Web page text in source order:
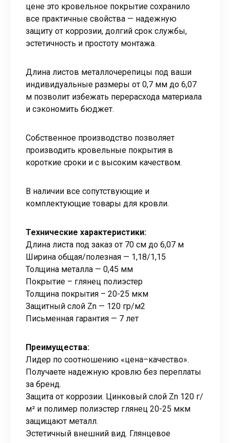
цене это кровельное покрытие сохранило
все практичные свойства — надежную
защиту от коррозии, долгий срок службы,
эстетичность и простоту монтажа.
Длина листов металлочерепицы под ваши
индивидуальные размеры от 0,7 мм до 6,07
м позволит избежать перерасхода материала
и сэкономить бюджет.
Собственное производство позволяет
производить кровельные покрытия в
короткие сроки и с высоким качеством.
В наличии все сопутствующие и
комплектующие товары для кровли.
Технические характеристики:
Длина листа под заказ от 70 см до 6,07 м
Ширина общая/полезная — 1,18/1,15
Толщина металла — 0,45 мм
Покрытие – глянец полиэстер
Толщина покрытия – 20-25 мкм
Защитный слой Zn — 120 гр/м2
Письменная гарантия — 7 лет
Преимущества:
Лидер по соотношению «цена–качество».
Получаете надежную кровлю без переплаты
за бренд.
Защита от коррозии. Цинковый слой Zn 120 г/
м² и полимер полиэстер глянец 20-25 мкм
защищают металл.
Эстетичный внешний вид. Глянцевое